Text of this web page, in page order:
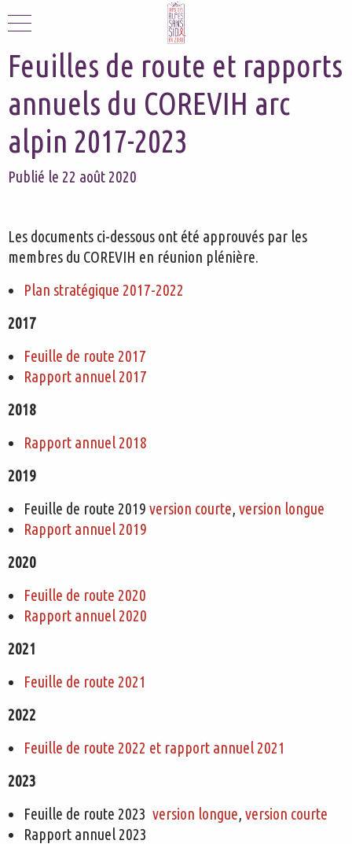
Feuilles de route et rapports
annuels du COREVIH arc
alpin 2017-2023
Publié le 22 août 2020
Les documents ci-dessous ont été approuvés par les
membres du COREVIH en réunion plénière.
Plan stratégique 2017-2022
2017
Feuille de route 2017
Rapport annuel 2017
2018
Rapport annuel 2018
2019
Feuille de route 2019 version courte, version longue
Rapport annuel 2019
2020
Feuille de route 2020
Rapport annuel 2020
2021
Feuille de route 2021
2022
Feuille de route 2022 et rapport annuel 2021
2023
Feuille de route 2023 version longue, version courte
Rapport annuel 2023